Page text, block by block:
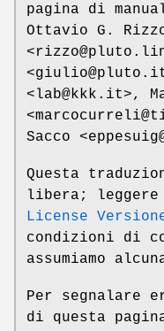
pagina di
Ottavio G.
<lab@kkk.it>,
Sacco
Questa
libera;
License
condizioni di
assumiamo
Per segnalare
di questa